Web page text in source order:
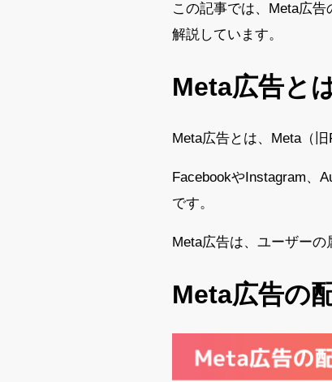
この記事では、Meta広
解説しています。
Meta広告と
Meta広告とは、Meta（
FacebookやInstagram、
です。
Meta広告は、ユーザーの
Meta広告の